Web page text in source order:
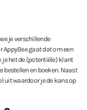
je verschillende
AppyBee gaat dat om een
het de (potentiële) klant
en boeken. Naast
uit waardoor je de kans op